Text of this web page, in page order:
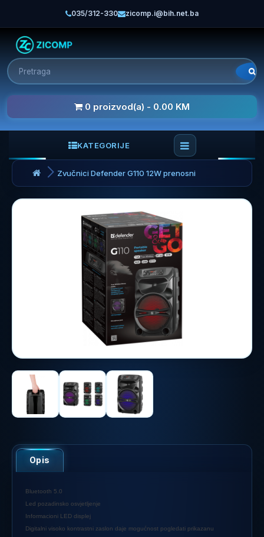
035/312-330 zicomp.i@bih.net.ba
0 proizvod(a) - 0.00 KM
KATEGORIJE
Zvučnici Defender G110 12W prenosni
Opis
Bluetooth 5.0
Led pozadinsko osvjetljenje
Informacioni LED displej
Digitalni visoko kontrastni zaslon daje mogućnost pogledati prikazanu